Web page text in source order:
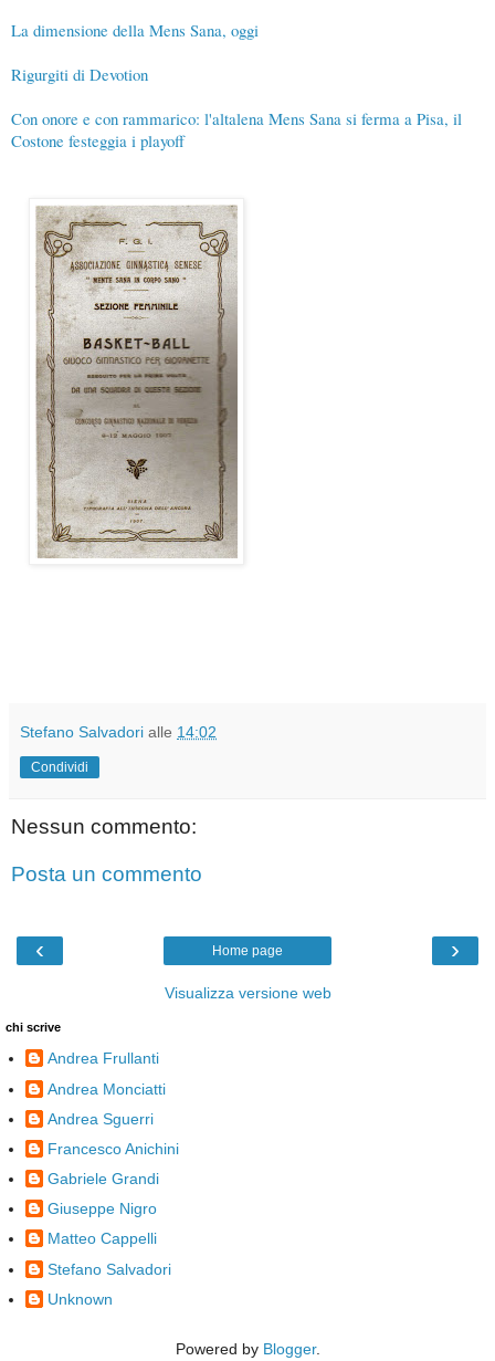
La dimensione della Mens Sana, oggi
Rigurgiti di Devotion
Con onore e con rammarico: l'altalena Mens Sana si ferma a Pisa, il
Costone festeggia i playoff
Stefano Salvadori alle 14:02
Condividi
Nessun commento:
Posta un commento
‹ ›
Home page
Visualizza versione web
chi scrive
Andrea Frullanti
Andrea Monciatti
Andrea Sguerri
Francesco Anichini
Gabriele Grandi
Giuseppe Nigro
Matteo Cappelli
Stefano Salvadori
Unknown
Powered by Blogger.